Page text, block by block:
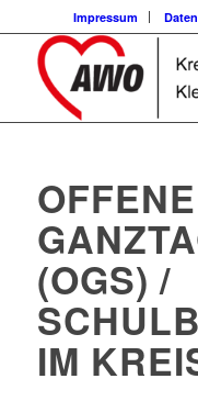
Impressum
OFFENE
(OGS) /
IM